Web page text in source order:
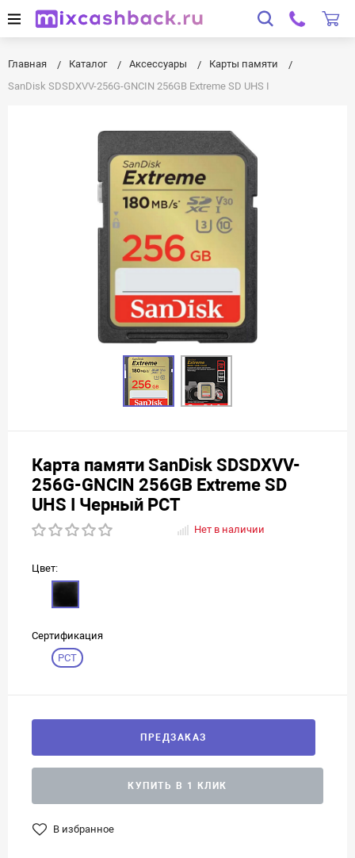
Главная Каталог Аксессуары
Карты памяти
SanDisk SDSDXVV-256G-GNCIN 256GB Extreme SD UHS I
Карта памяти SanDisk SDSDXVV-
256G-GNCIN 256GB Extreme SD
UHS I Черный РСТ
Нет в наличии
Цвет:
Сертификация
РСТ
ПРЕДЗАКАЗ
КУПИТЬ В 1 КЛИК
В избранное